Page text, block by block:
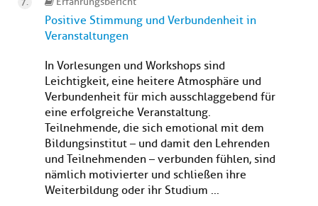
Positive Stimmung und Verbundenheit in
Veranstaltungen
In Vorlesungen und Workshops sind
Leichtigkeit, eine heitere Atmosphäre und
Verbundenheit für mich ausschlaggebend für
eine erfolgreiche Veranstaltung.
Teilnehmende, die sich emotional mit dem
Bildungsinstitut – und damit den Lehrenden
und Teilnehmenden – verbunden fühlen, sind
nämlich motivierter und schließen ihre
Weiterbildung oder ihr Studium ...